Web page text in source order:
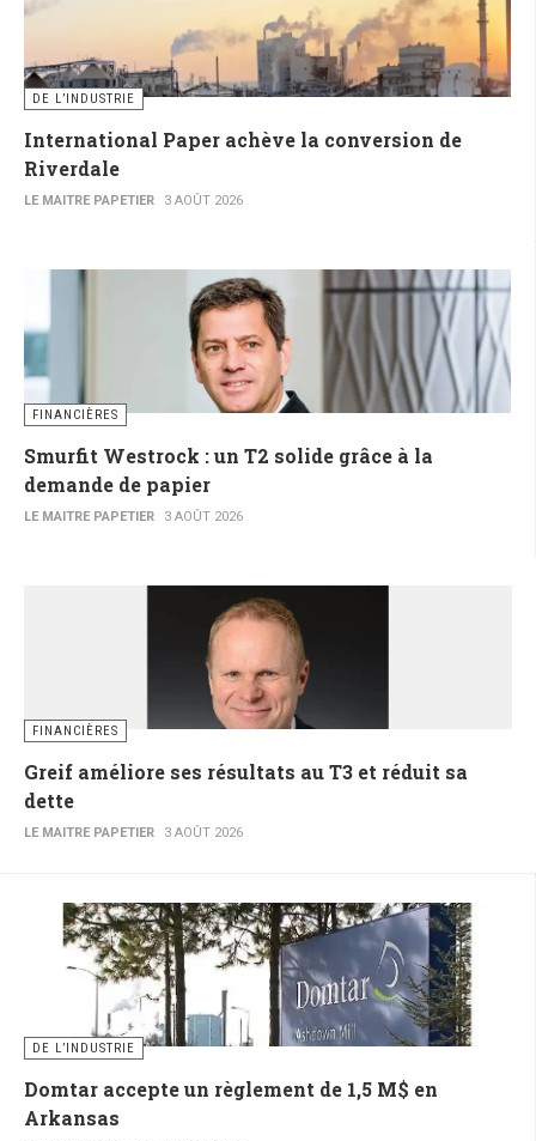
DE L’INDUSTRIE
International Paper achève la conversion de
Riverdale
LE MAITRE PAPETIER 3 AOÛT 2026
FINANCIÈRES
Smurfit Westrock : un T2 solide grâce à la
demande de papier
LE MAITRE PAPETIER 3 AOÛT 2026
FINANCIÈRES
Greif améliore ses résultats au T3 et réduit sa
dette
LE MAITRE PAPETIER 3 AOÛT 2026
DE L’INDUSTRIE
Domtar accepte un règlement de 1,5 M$ en
Arkansas